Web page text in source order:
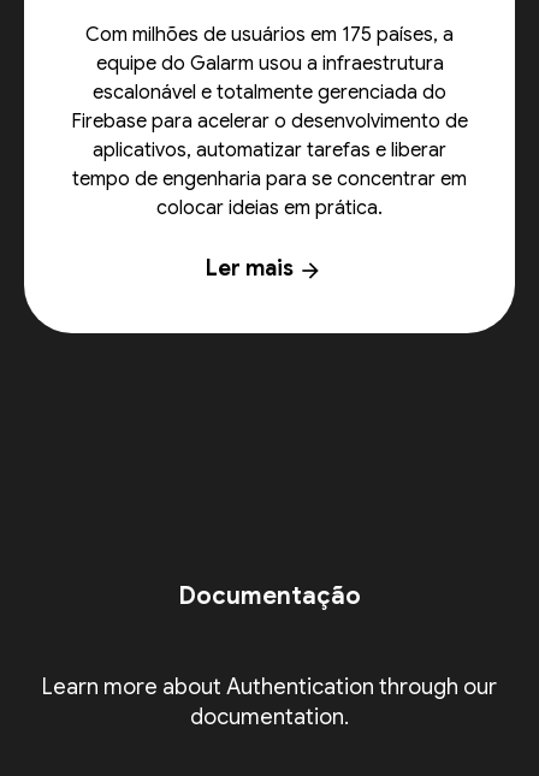
Com milhões de usuários em 175 países, a
equipe do Galarm usou a infraestrutura
escalonável e totalmente gerenciada do
Firebase para acelerar o desenvolvimento de
aplicativos, automatizar tarefas e liberar
tempo de engenharia para se concentrar em
colocar ideias em prática.
Ler mais arrow_forward
Documentação
Learn more about Authentication through our
documentation.